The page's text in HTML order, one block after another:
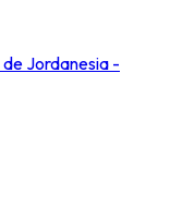
Jordanesia -